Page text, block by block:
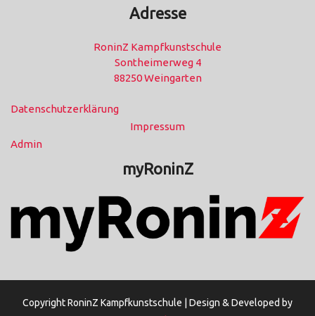
Adresse
RoninZ Kampfkunstschule
Sontheimerweg 4
88250 Weingarten
Datenschutzerklärung
Impressum
Admin
myRoninZ
Copyright RoninZ Kampfkunstschule |
Design & Developed by